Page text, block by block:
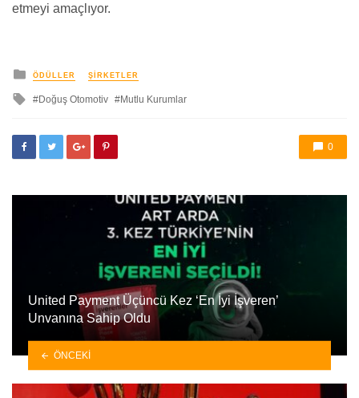
etmeyi amaçlıyor.
yayınlanan
ÖDÜLLER ŞIRKETLER
ileDoğuş Otomotiv Mutlu Kurumlar
0
United Payment Üçüncü Kez ‘En İyi İşveren’
Unvanına Sahip Oldu
ÖNCEKI